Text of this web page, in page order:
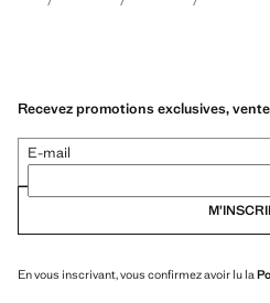
Recevez promotions exclusives,
E-mail
En vous inscrivant, vous confirmez avoir lu la